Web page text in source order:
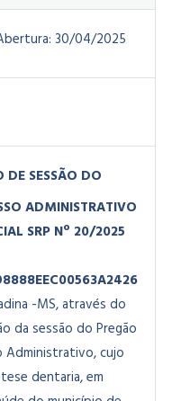
30/04/2025
DE SESSÃO DO
ADMINISTRATIVO
SRP Nº 20/2025
-MS, através do
da sessão do Pregão
Administrativo, cujo
dentaria, em